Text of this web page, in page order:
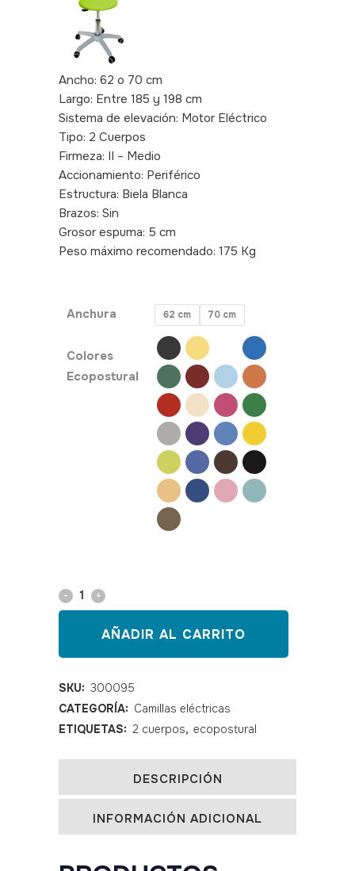
Ancho: 62 o 70 cm
Largo: Entre 185 y 198 cm
Sistema de elevación: Motor Eléctrico
Tipo: 2 Cuerpos
Firmeza: II – Medio
Accionamiento: Periférico
Estructura: Biela Blanca
Brazos: Sin
Grosor espuma: 5 cm
Peso máximo recomendado: 175 Kg
Anchura 62 cm 70 cm
Colores
Ecopostural
Camilla
Ecopostural
C5583
quantity
AÑADIR AL CARRITO
SKU: 300095
CATEGORÍA: Camillas eléctricas
ETIQUETAS: 2 cuerpos, ecopostural
DESCRIPCIÓN
INFORMACIÓN ADICIONAL